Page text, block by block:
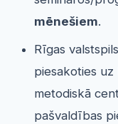
mēnešiem.
Rīgas
piesakoties
metodiskā
pašvaldības